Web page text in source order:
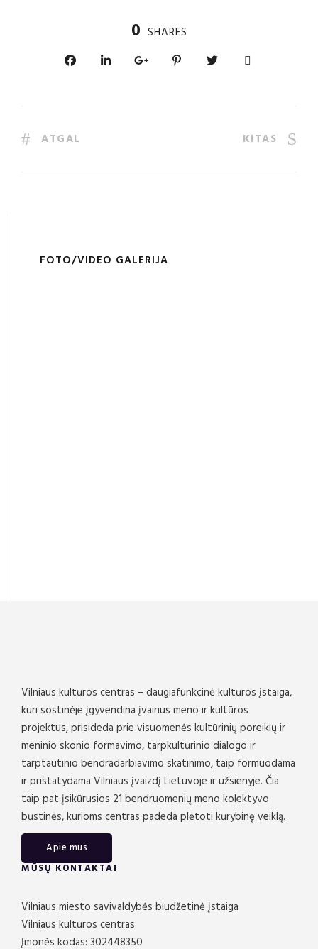
0 SHARES
ATGAL KITAS
FOTO/VIDEO GALERIJA
Vilniaus kultūros centras – daugiafunkcinė kultūros įstaiga,
kuri sostinėje įgyvendina įvairius meno ir kultūros
projektus, prisideda prie visuomenės kultūrinių poreikių ir
meninio skonio formavimo, tarpkultūrinio dialogo ir
tarptautinio bendradarbiavimo skatinimo, taip formuodama
ir pristatydama Vilniaus įvaizdį Lietuvoje ir užsienyje. Čia
taip pat įsikūrusios 21 bendruomenių meno kolektyvo
būstinės, kurioms centras padeda plėtoti kūrybinę veiklą.
Apie mus
MŪSŲ KONTAKTAI
Vilniaus miesto savivaldybės biudžetinė įstaiga
Vilniaus kultūros centras
Įmonės kodas: 302448350